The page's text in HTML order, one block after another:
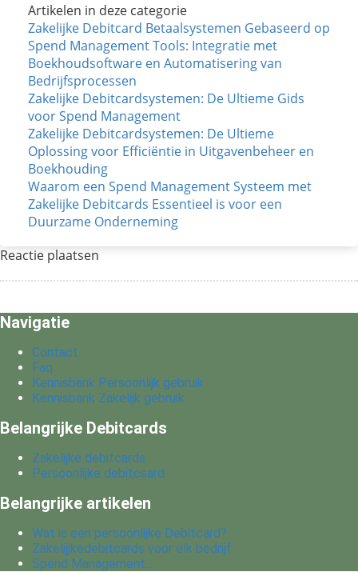
Artikelen in deze categorie
Zakelijke Debitcard Betaalsystemen Gebaseerd op
Spend Management Tools: Integratie met
Boekhoudsoftware en Automatisering van
Bedrijfsprocessen
Zakelijke Debitcardsystemen: De Ultieme Gids
voor Spend Management
Zakelijke Debitcardsystemen: De Ultieme
Oplossing voor Efficiëntie in Uitgavenbeheer en
Boekhouding
Waarom een Spend Management Systeem met
Zakelijke Debitcards Essentieel is voor een
Duurzame Onderneming
Reactie plaatsen
Navigatie
Contact
Faq
Kennisbank Persoonlijk gebruik
Kennisbank Zakelijk gebruik
Belangrijke Debitcards
Zakelijke debitcards
Persoonlijke debitcsard..
Belangrijke artikelen
Wat is een persoonlijke Debitcard?
Zakelijjkedebitcards voor elk bedrijf
Spend Management...